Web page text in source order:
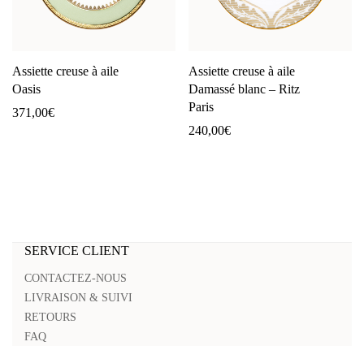
Assiette creuse à aile
Oasis
371,00€
Assiette creuse à aile
Damassé blanc – Ritz
Paris
240,00€
SERVICE CLIENT
CONTACTEZ-NOUS
LIVRAISON & SUIVI
RETOURS
FAQ